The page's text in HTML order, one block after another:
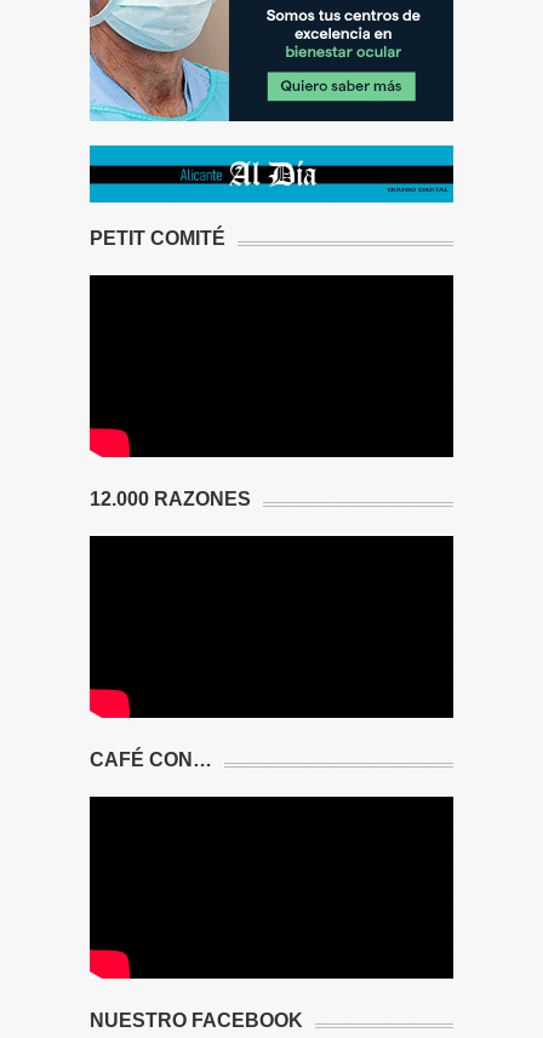
PETIT COMITÉ
12.000 RAZONES
CAFÉ CON…
NUESTRO FACEBOOK